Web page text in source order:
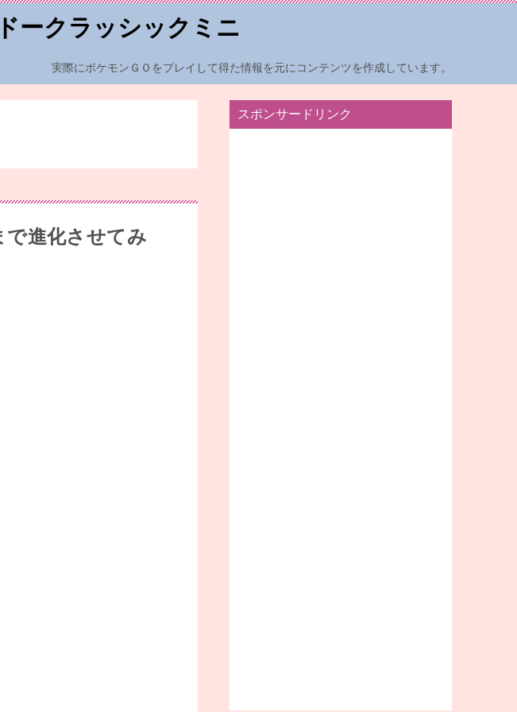
ークラッシックミニ
実際にポケモンＧＯをプレイして得た情報を元にコンテンツを作成しています。
で進化させてみ
スポンサードリンク